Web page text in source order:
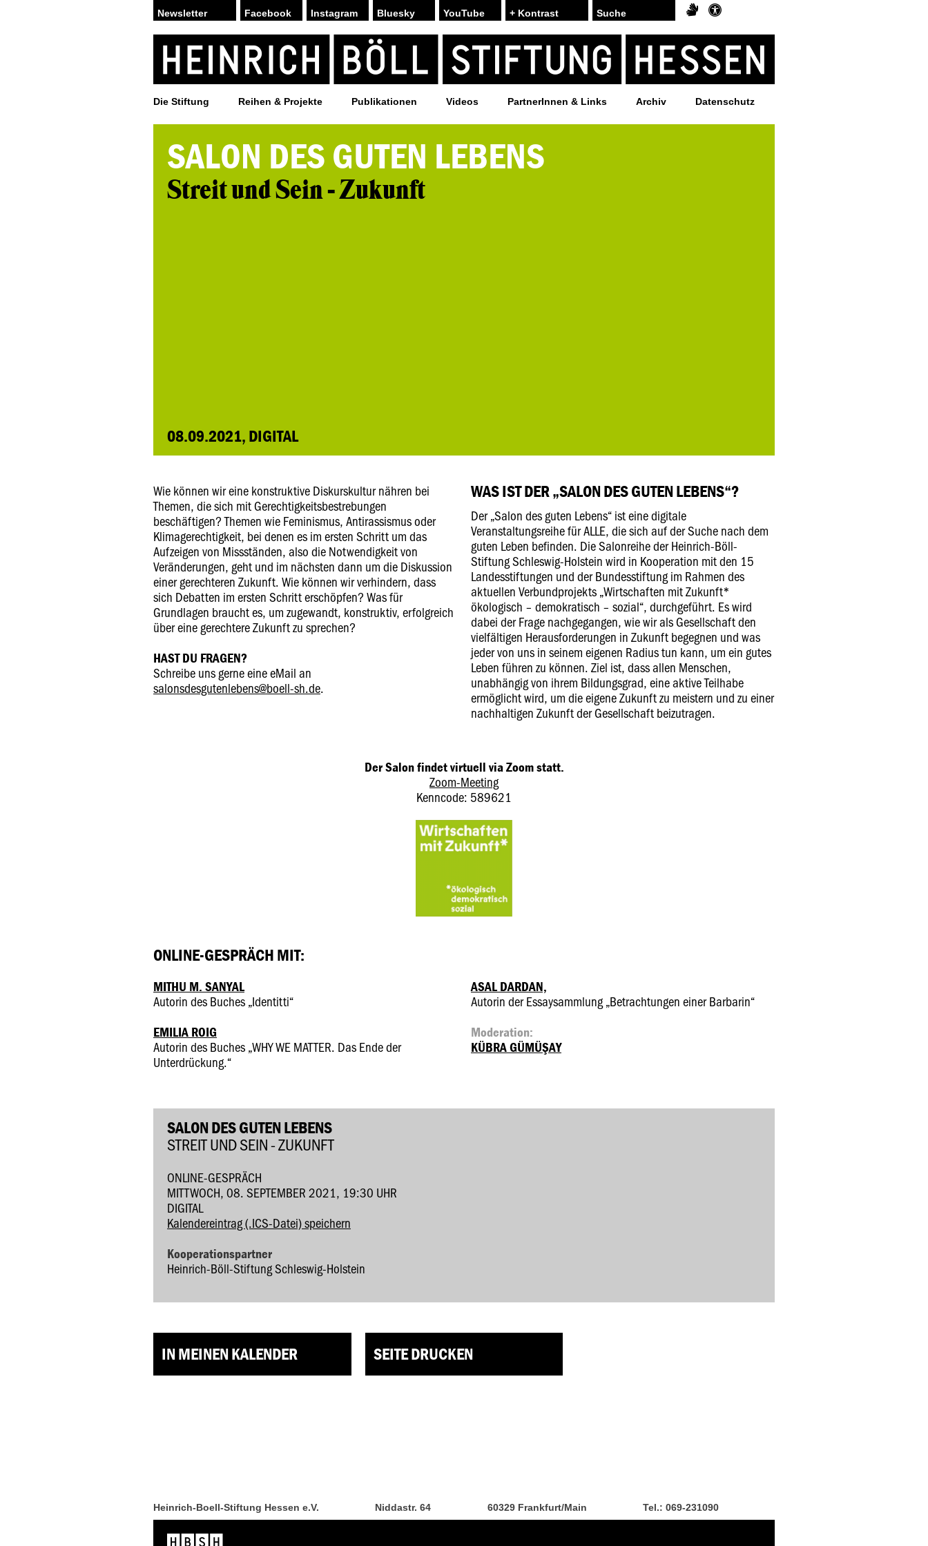
Facebook Instagram Bluesky YouTube + Kontrast
Die Stiftung Reihen & Projekte Publikationen Videos PartnerInnen & Links Archiv Datenschutz
SALON DES GUTEN LEBENS
Streit und Sein - Zukunft
08.09.2021, DIGITAL
Wie können wir eine konstruktive Diskurskultur nähren bei
Themen, die sich mit Gerechtigkeitsbestrebungen
beschäftigen? Themen wie Feminismus, Antirassismus oder
Klimagerechtigkeit, bei denen es im ersten Schritt um das
Aufzeigen von Missständen, also die Notwendigkeit von
Veränderungen, geht und im nächsten dann um die Diskussion
einer gerechteren Zukunft. Wie können wir verhindern, dass
sich Debatten im ersten Schritt erschöpfen? Was für
Grundlagen braucht es, um zugewandt, konstruktiv, erfolgreich
über eine gerechtere Zukunft zu sprechen?
HAST DU FRAGEN?
Schreibe uns gerne eine eMail an
salonsdesgutenlebens@boell-sh.de.
WAS IST DER „SALON DES GUTEN LEBENS“?
Der „Salon des guten Lebens“ ist eine digitale
Veranstaltungsreihe für ALLE, die sich auf der Suche nach dem
guten Leben befinden. Die Salonreihe der Heinrich-Böll-
Stiftung Schleswig-Holstein wird in Kooperation mit den 15
Landesstiftungen und der Bundesstiftung im Rahmen des
aktuellen Verbundprojekts „Wirtschaften mit Zukunft*
ökologisch – demokratisch – sozial“, durchgeführt. Es wird
dabei der Frage nachgegangen, wie wir als Gesellschaft den
vielfältigen Herausforderungen in Zukunft begegnen und was
jeder von uns in seinem eigenen Radius tun kann, um ein gutes
Leben führen zu können. Ziel ist, dass allen Menschen,
unabhängig von ihrem Bildungsgrad, eine aktive Teilhabe
ermöglicht wird, um die eigene Zukunft zu meistern und zu einer
nachhaltigen Zukunft der Gesellschaft beizutragen.
Der Salon findet virtuell via Zoom statt.
Zoom-Meeting
Kenncode: 589621
ONLINE-GESPRÄCH MIT:
MITHU M. SANYAL
Autorin des Buches „Identitti“
EMILIA ROIG
Autorin des Buches „WHY WE MATTER. Das Ende der
Unterdrückung.“
ASAL DARDAN,
Autorin der Essaysammlung „Betrachtungen einer Barbarin“
Moderation:
KÜBRA GÜMÜŞAY
SALON DES GUTEN LEBENS
STREIT UND SEIN - ZUKUNFT
ONLINE-GESPRÄCH
MITTWOCH, 08. SEPTEMBER 2021, 19:30 UHR
DIGITAL
Kalendereintrag (.ICS-Datei) speichern
Kooperationspartner
Heinrich-Böll-Stiftung Schleswig-Holstein
IN MEINEN KALENDER SEITE DRUCKEN
Heinrich-Boell-Stiftung Hessen e.V. Niddastr. 64 60329 Frankfurt/Main Tel.: 069-231090